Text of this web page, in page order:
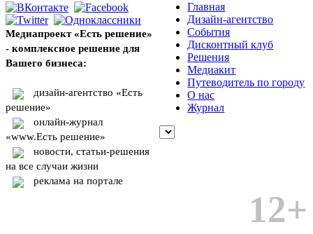
Медиапроект «Есть решение»
- комплексное решение для
Вашего бизнеса:
дизайн-агентство «Есть
решение»
онлайн-журнал
«www.Есть решение»
новости, статьи-решения
на все случаи жизни
реклама на портале
Главная
Дизайн-агентство
События
Дисконтный клуб
Решения
Медиакит
Путеводитель по городу
О нас
Журнал
12+